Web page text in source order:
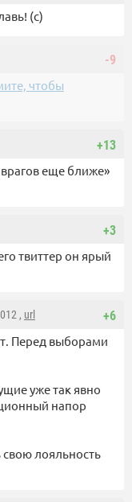
(с)
-9
чтобы
+13
еще ближе»
+3
твиттер он ярый
+6
, url
Перед выборами
уже так явно
напор
лояльность